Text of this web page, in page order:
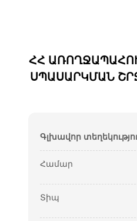
ՀՀ
ՍՊԱՍԱՐԿՄԱՆ
Գլխավոր
Համար
Տիպ